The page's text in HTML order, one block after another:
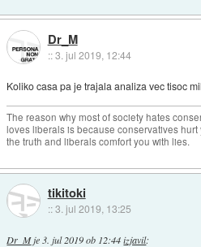
Dr_M
::3. jul 2019, 12:44
Koliko casa pa je trajala analiza vec tisoc
The reason why most of society hates
loves liberals is because conservatives hurt
the truth and liberals comfort you with lies.
tikitoki
::3. jul 2019, 13:25
Dr_Mje 3. jul 2019 ob 12:44 izjavil: